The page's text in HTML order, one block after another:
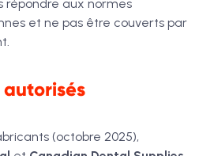
répondre aux normes
et ne pas être couverts par
autorisés
(octobre 2025),